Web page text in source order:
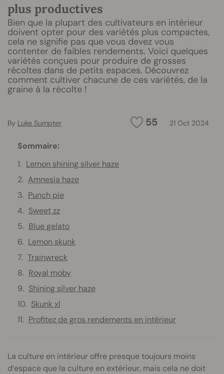
plus productives
Bien que la plupart des cultivateurs en intérieur
doivent opter pour des variétés plus compactes,
cela ne signifie pas que vous devez vous
contenter de faibles rendements. Voici quelques
variétés conçues pour produire de grosses
récoltes dans de petits espaces. Découvrez
comment cultiver chacune de ces variétés, de la
graine à la récolte !
55 21 Oct 2024
By Luke Sumpter
Sommaire:
Lemon shining silver haze
Amnesia haze
Punch pie
Sweet zz
Blue gelato
Lemon skunk
Trainwreck
Royal moby
Shining silver haze
Skunk xl
Profitez de gros rendements en intérieur
La culture en intérieur offre presque toujours moins
d’espace que la culture en extérieur, mais cela ne doit